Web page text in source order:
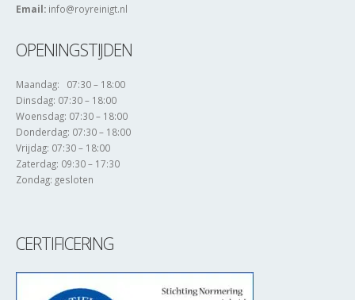
Email: info@royreinigt.nl
OPENINGSTIJDEN
Maandag: 07:30 – 18:00
Dinsdag: 07:30 – 18:00
Woensdag: 07:30 – 18:00
Donderdag: 07:30 – 18:00
Vrijdag: 07:30 – 18:00
Zaterdag: 09:30 – 17:30
Zondag: gesloten
CERTIFICERING